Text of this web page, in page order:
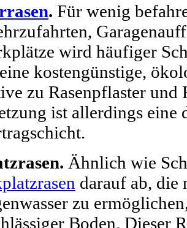
. Für wenig
wird häufiger
kostengünstige,
zu Rasenpflaster und
ist allerdings eine
Ähnlich wie
darauf ab, die
zu
Boden. Dieser